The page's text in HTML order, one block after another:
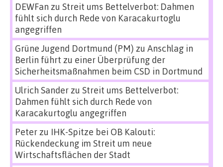
DEWFan zu Streit ums Bettelverbot: Dahmen
fühlt sich durch Rede von Karacakurtoglu
angegriffen
Grüne Jugend Dortmund (PM) zu Anschlag in
Berlin führt zu einer Überprüfung der
Sicherheitsmaßnahmen beim CSD in Dortmund
Ulrich Sanderzu Streit ums Bettelverbot:
Dahmen fühlt sich durch Rede von
Karacakurtoglu angegriffen
Peterzu IHK-Spitze bei OB Kalouti:
Rückendeckung im Streit um neue
Wirtschaftsflächen der Stadt